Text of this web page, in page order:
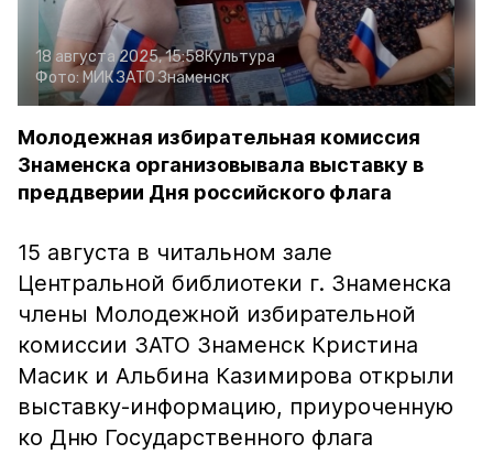
18 августа 2025, 15:58Культура
Фото: МИК ЗАТО Знаменск
Молодежная избирательная комиссия
Знаменска организовывала выставку в
преддверии Дня российского флага
15 августа в читальном зале
Центральной библиотеки г. Знаменска
члены Молодежной избирательной
комиссии ЗАТО Знаменск Кристина
Масик и Альбина Казимирова открыли
выставку-информацию, приуроченную
ко Дню Государственного флага